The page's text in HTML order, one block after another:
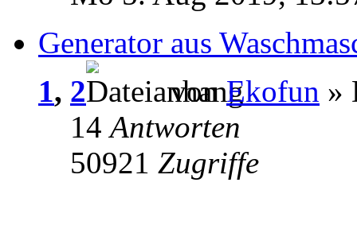
Generator aus
1, 2 vonEkofun »
14Antworten
50921 Zugriffe